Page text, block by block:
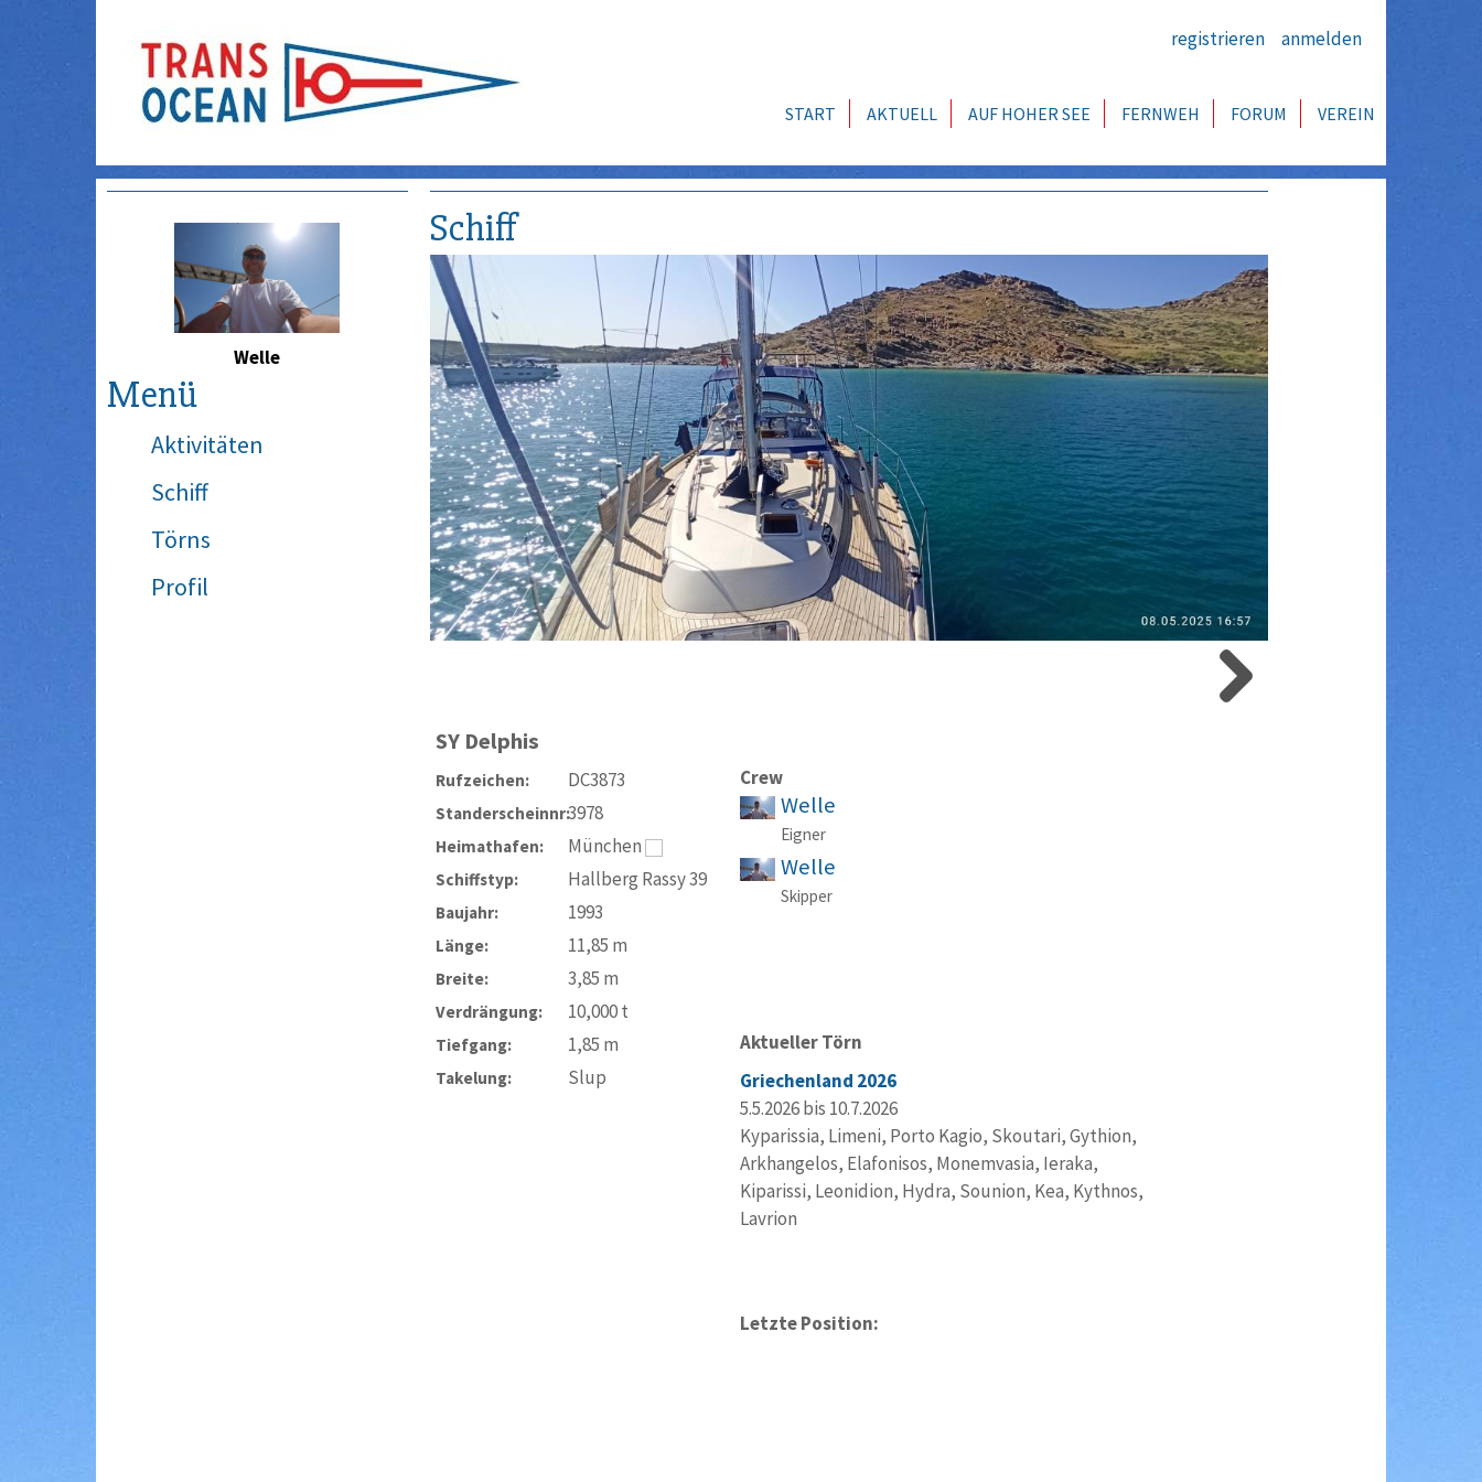
registrieren anmelden
START AKTUELL AUF HOHER SEE FERNWEH FORUM VEREIN
Welle
Menü
Aktivitäten
Schiff
Törns
Profil
Schiff
SY Delphis
Rufzeichen: DC3873
Standerscheinnr:3978
Heimathafen: München
Schiffstyp: Hallberg Rassy 39
Baujahr: 1993
Länge: 11,85 m
Breite: 3,85 m
Verdrängung: 10,000t
Tiefgang: 1,85 m
Takelung: Slup
Crew
Welle
Eigner
Welle
Skipper
Aktueller Törn
Griechenland 2026
5.5.2026 bis 10.7.2026
Kyparissia, Limeni, Porto Kagio, Skoutari, Gythion,
Arkhangelos, Elafonisos, Monemvasia, Ieraka,
Kiparissi, Leonidion, Hydra, Sounion, Kea, Kythnos,
Lavrion
Letzte Position: